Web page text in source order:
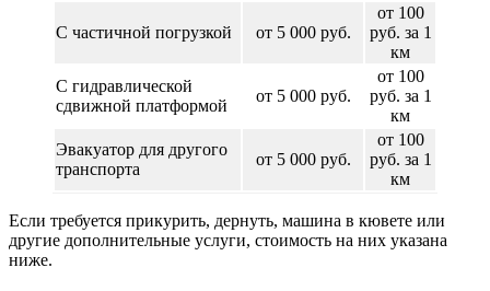
С частичной погрузкой от 5 000 руб.
от 100
руб. за 1
км
С гидравлической
сдвижной платформой
от 5 000 руб.
от 100
руб. за 1
км
Эвакуатор для другого
транспорта
от 5 000 руб.
от 100
руб. за 1
км
Если требуется прикурить, дернуть, машина в кювете или
другие дополнительные услуги, стоимость на них указана
ниже.